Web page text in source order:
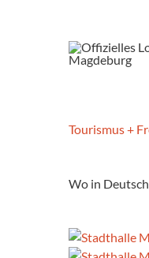
Tourismus +
Wo in